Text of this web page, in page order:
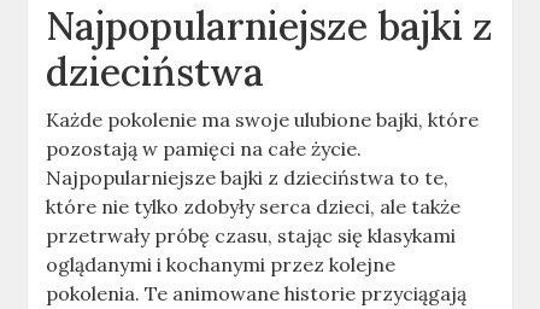
Najpopularniejsze bajki z
dzieciństwa
Każde pokolenie ma swoje ulubione bajki, które
pozostają w pamięci na całe życie.
Najpopularniejsze bajki z dzieciństwa to te,
które nie tylko zdobyły serca dzieci, ale także
przetrwały próbę czasu, stając się klasykami
oglądanymi i kochanymi przez kolejne
pokolenia. Te animowane historie przyciągają